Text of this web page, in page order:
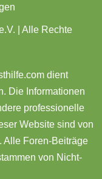
| Alle Rechte
dient
Die Informationen
professionelle
Website sind von
Alle Foren-Beiträge
von Nicht-